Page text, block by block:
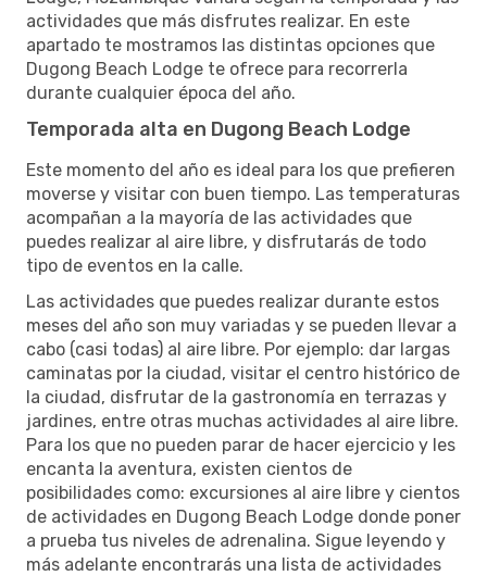
actividades que más disfrutes realizar. En este
apartado te mostramos las distintas opciones que
Dugong Beach Lodge te ofrece para recorrerla
durante cualquier época del año.
Temporada alta en Dugong Beach Lodge
Este momento del año es ideal para los que prefieren
moverse y visitar con buen tiempo. Las temperaturas
acompañan a la mayoría de las actividades que
puedes realizar al aire libre, y disfrutarás de todo
tipo de eventos en la calle.
Las actividades que puedes realizar durante estos
meses del año son muy variadas y se pueden llevar a
cabo (casi todas) al aire libre. Por ejemplo: dar largas
caminatas por la ciudad, visitar el centro histórico de
la ciudad, disfrutar de la gastronomía en terrazas y
jardines, entre otras muchas actividades al aire libre.
Para los que no pueden parar de hacer ejercicio y les
encanta la aventura, existen cientos de
posibilidades como: excursiones al aire libre y cientos
de actividades en Dugong Beach Lodge donde poner
a prueba tus niveles de adrenalina. Sigue leyendo y
más adelante encontrarás una lista de actividades